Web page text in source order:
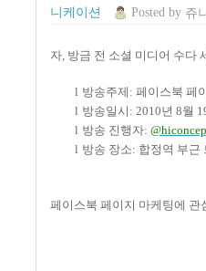
니케이션
Postedby 쥬
자 방금 전 소셜 미디어 수다
l 방송주제 : 페이스북 페
l 방송일시 : 2010년 8월
l 방송 진행자: @hiconcep
l 방송 장소: 합정역 부근
페이스북 페이지 마케팅에 관